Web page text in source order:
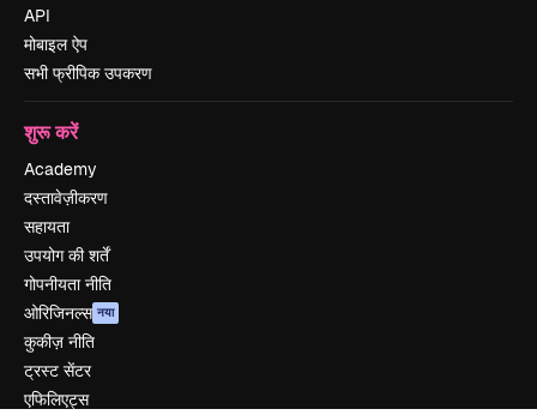
API
मोबाइल ऐप
सभी फ्रीपिक उपकरण
शुरू करें
Academy
दस्तावेज़ीकरण
सहायता
उपयोग की शर्तें
गोपनीयता नीति
ओरिजिनल्स नया
कुकीज़ नीति
ट्रस्ट सेंटर
एफिलिएट्स